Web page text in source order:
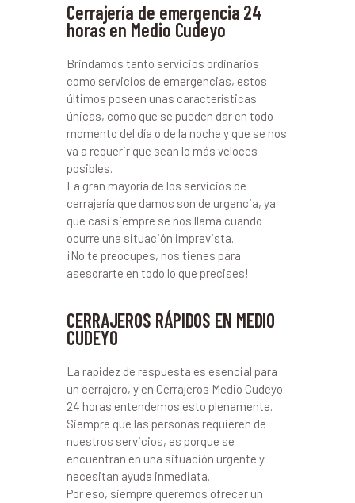
Cerrajería de emergencia 24
horas en Medio Cudeyo
Brindamos tanto servicios ordinarios
como servicios de emergencias, estos
últimos poseen unas características
únicas, como que se pueden dar en todo
momento del día o de la noche y que se nos
va a requerir que sean lo más veloces
posibles.
La gran mayoría de los servicios de
cerrajería que damos son de urgencia, ya
que casi siempre se nos llama cuando
ocurre una situación imprevista.
¡No te preocupes, nos tienes para
asesorarte en todo lo que precises!
CERRAJEROS RÁPIDOS EN MEDIO
CUDEYO
La rapidez de respuesta es esencial para
un cerrajero, y en Cerrajeros Medio Cudeyo
24 horas entendemos esto plenamente.
Siempre que las personas requieren de
nuestros servicios, es porque se
encuentran en una situación urgente y
necesitan ayuda inmediata.
Por eso, siempre queremos ofrecer un